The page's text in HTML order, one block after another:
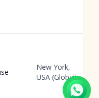
New York,
USA (Global)